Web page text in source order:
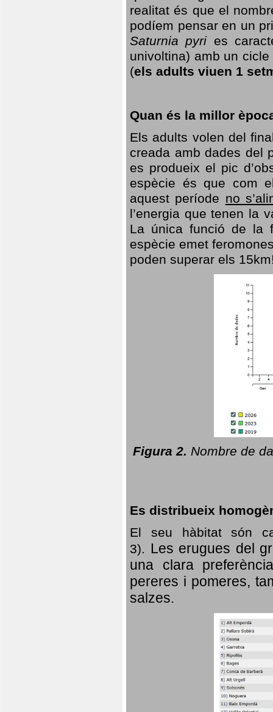
realitat és que el
podíem pensar en un
Saturnia pyri es
univoltina) amb un
(els adults viuen 1
Quan és la millor
Els adults volen del
creada amb dades del
es produeix el pic
espècie és que com
aquest període no
l’energia que tenen la
La única funció de la
espècie emet
poden superar els
Figura 2. Nombre de
Es distribueix
El seu hàbitat són
3). Les erugues del
una clara
pereres i pomeres,
salzes.